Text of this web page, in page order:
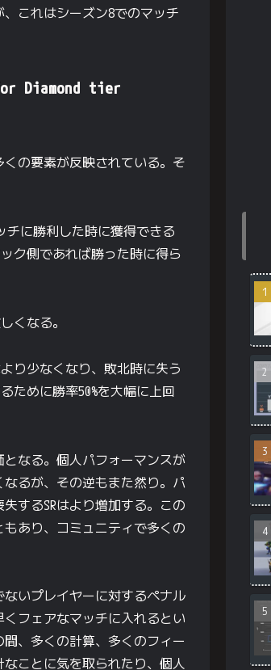
、これはシーズン8でのマッチ
Diamond tier
の要素が反映されている。そ
チに勝利した時に獲得できる
ク側であれば勝った時に得ら
くなる。
り少なくなり、敗北時に失う
ために勝率50%を大幅に上回
なる。個人パフォーマンスが
なるが、その逆もまた然り。パ
するSRはより増加する。この
あり、コミュニティで多くの
いプレイヤーに対するペナル
フェアなマッチに入れるとい
、多くの計算、多くのフィー
ことに気を取られたり、個人